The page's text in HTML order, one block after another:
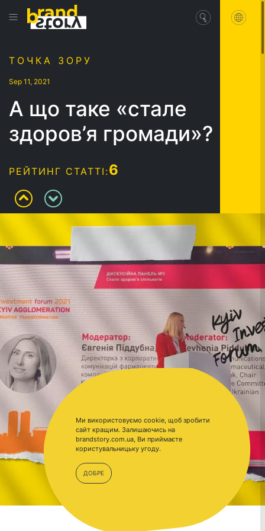
ТОЧКА ЗОРУ
Sep 11, 2021
А що таке «стале
здоров’я громади»?
РЕЙТИНГ СТАТТІ:6
Ми використовуємо cookie, щоб зробити
сайт кращим. Залишаючись на
brandstory.com.ua, Ви приймаєте
користувальницьку угоду.
ДОБРЕ